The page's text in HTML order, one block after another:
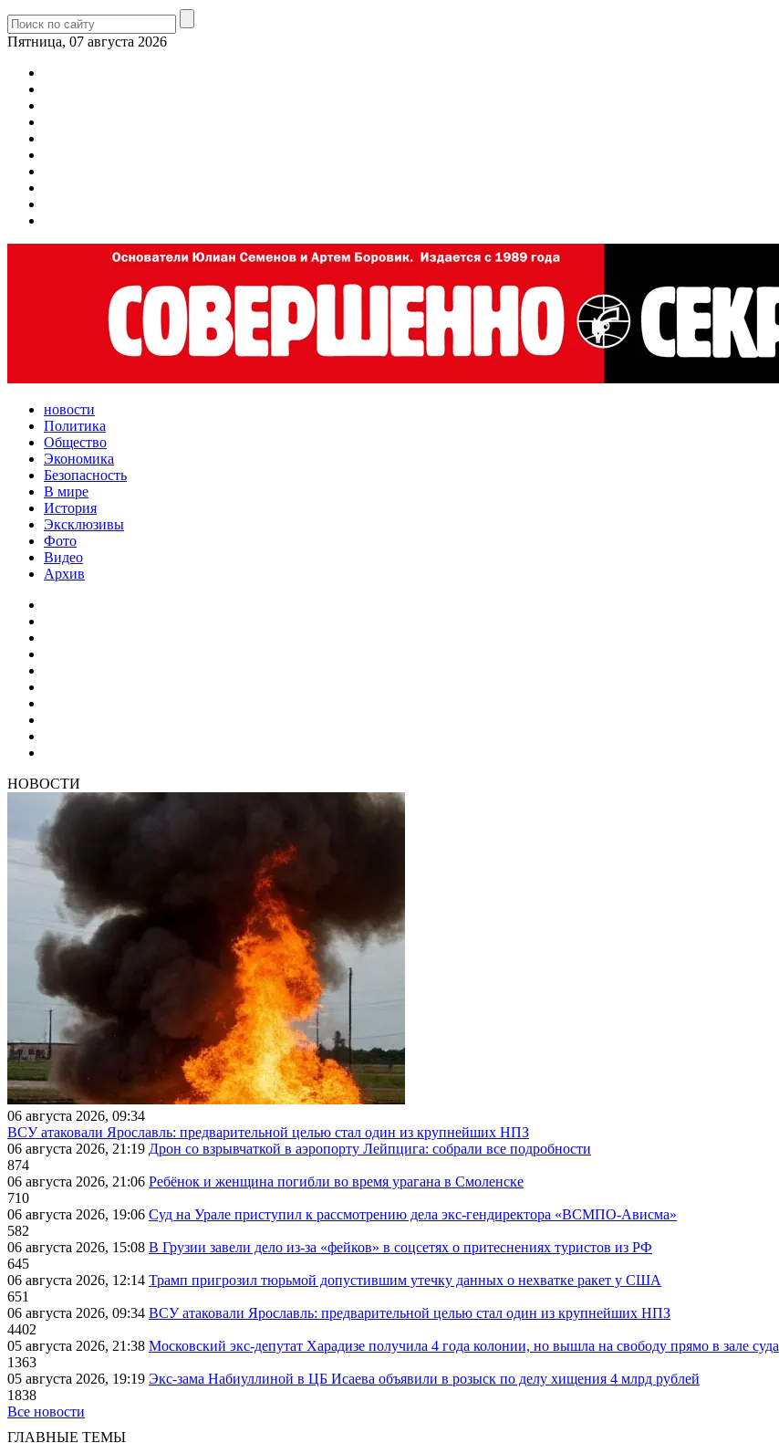
Пятница, 07 августа 2026
новости
Политика
Общество
Экономика
Безопасность
В мире
История
Эксклюзивы
Фото
Видео
Архив
НОВОСТИ
06 августа 2026, 09:34
ВСУ атаковали Ярославль: предварительной целью стал один из крупнейших НПЗ
06 августа 2026, 21:19 Дрон со взрывчаткой в аэропорту Лейпцига: собрали все подробности
874
06 августа 2026, 21:06 Ребёнок и женщина погибли во время урагана в Смоленске
710
06 августа 2026, 19:06 Суд на Урале приступил к рассмотрению дела экс-гендиректора «ВСМПО-Ависма»
582
06 августа 2026, 15:08 В Грузии завели дело из-за «фейков» в соцсетях о притеснениях туристов из РФ
645
06 августа 2026, 12:14 Трамп пригрозил тюрьмой допустившим утечку данных о нехватке ракет у США
651
06 августа 2026, 09:34 ВСУ атаковали Ярославль: предварительной целью стал один из крупнейших НПЗ
4402
05 августа 2026, 21:38 Московский экс-депутат Харадизе получила 4 года колонии, но вышла на свободу прямо в зале суда
1363
05 августа 2026, 19:19 Экс-зама Набиуллиной в ЦБ Исаева объявили в розыск по делу хищения 4 млрд рублей
1838
Все новости
ГЛАВНЫЕ ТЕМЫ